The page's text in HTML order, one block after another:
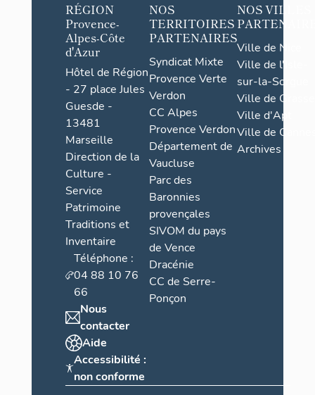
RÉGION
Provence-
Alpes-Côte
d'Azur
Hôtel de Région
- 27 place Jules
Guesde -
13481
Marseille
Direction de la
Culture -
Service
Patrimoine
Traditions et
Inventaire
Téléphone :
04 88 10 76
66
Nous
contacter
Aide
Accessibilité :
non conforme
NOS
TERRITOIRES
PARTENAIRES
Syndicat Mixte
Provence Verte
Verdon
CC Alpes
Provence Verdon
Département de
Vaucluse
Parc des
Baronnies
provençales
SIVOM du pays
de Vence
Dracénie
CC de Serre-
Ponçon
NOS VILLES
Ville de Nice
Ville de l'Isle-
sur-la-Sorgue
Ville de Grasse
Ville d'Apt
Ville de
Archives